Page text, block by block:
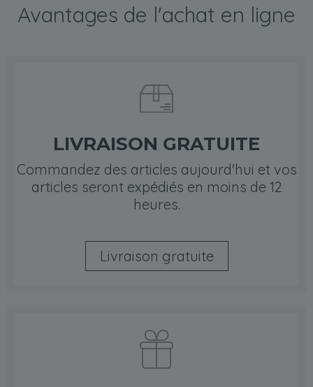
Avantages de l'achat en ligne
LIVRAISON GRATUITE
Commandez des articles aujourd'hui et vos
articles seront expédiés en moins de 12
heures.
Livraison gratuite